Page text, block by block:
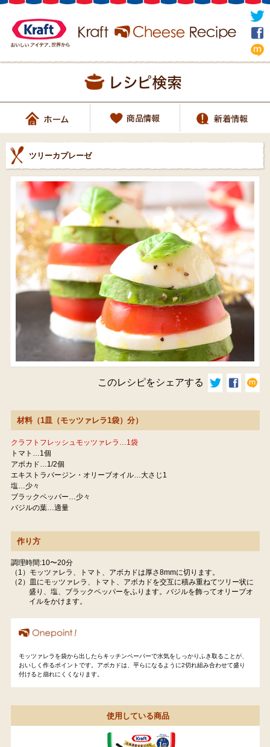
ツリーカプレーゼ
このレシピをシェアする
材料（1皿（モッツァレラ1袋）分）
クラフトフレッシュモッツァレラ…1袋
トマト…1個
アボカド…1/2個
エキストラバージン・オリーブオイル…大さじ1
塩…少々
ブラックペッパー…少々
バジルの葉…適量
作り方
調理時間:10〜20分
（1）モッツァレラ、トマト、アボカドは厚さ8mmに切ります。
（2）皿にモッツァレラ、トマト、アボカドを交互に積み重ねてツリー状に
盛り、塩、ブラックペッパーをふります。バジルを飾ってオリーブオ
イルをかけます。
モッツァレラを袋から出したらキッチンペーパーで水気をしっかりふき取ることが、
おいしく作るポイントです。アボカドは、平らになるように2切れ組み合わせて盛り
付けると崩れにくくなります。
使用している商品